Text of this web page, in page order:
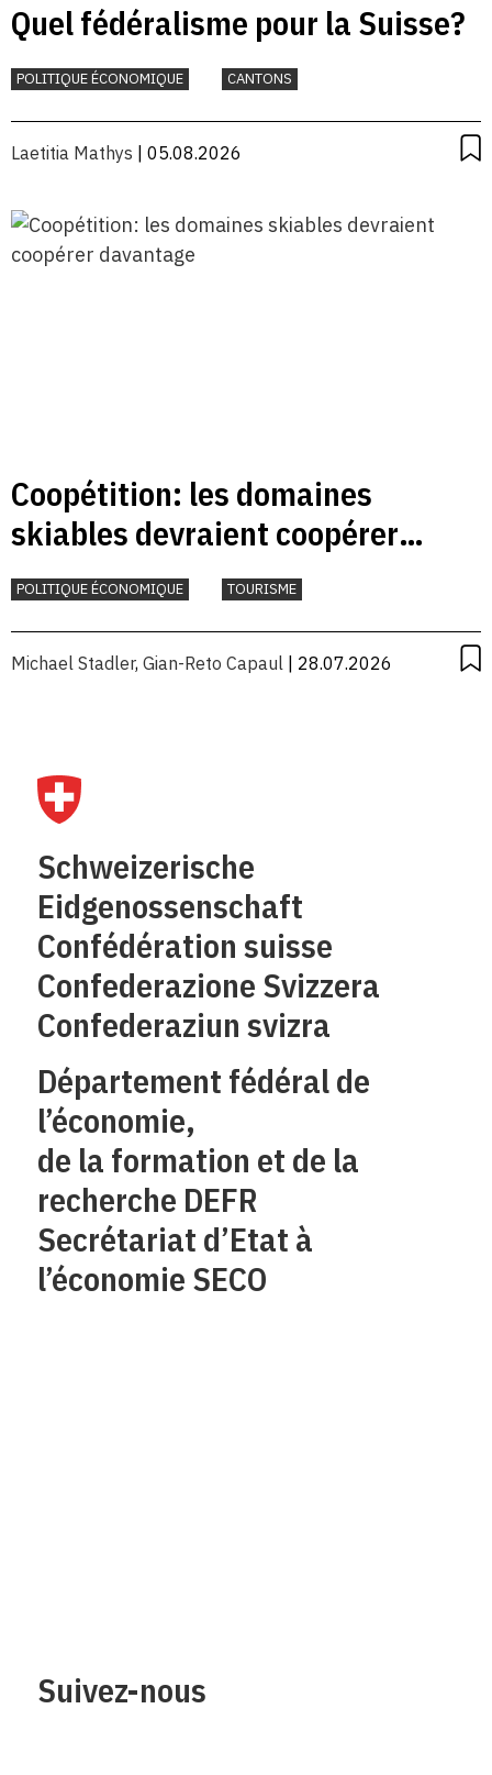
Quel fédéralisme pour la Suisse?
POLITIQUE ÉCONOMIQUE CANTONS
Laetitia Mathys | 05.08.2026
Coopétition: les domaines
skiables devraient coopérer
davantage
POLITIQUE ÉCONOMIQUE TOURISME
Michael Stadler, Gian-Reto Capaul | 28.07.2026
Schweizerische
Eidgenossenschaft
Confédération suisse
Confederazione Svizzera
Confederaziun svizra
Département fédéral de
l’économie,
de la formation et de la
recherche DEFR
Secrétariat d’Etat à
l’économie SECO
Suivez-nous